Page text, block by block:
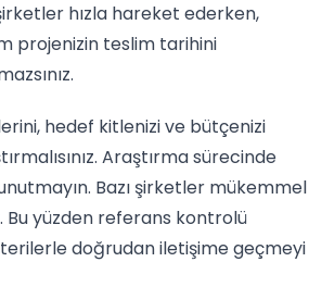
hızla hareket ederken,
projenizin teslim tarihini
hedef kitlenizi ve bütçenizi
Araştırma sürecinde
Bazı şirketler mükemmel
yüzden referans kontrolü
doğrudan iletişime geçmeyi